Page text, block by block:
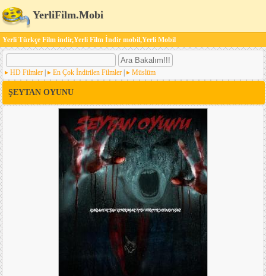
YerliFilm.Mobi
Yerli Türkçe Film indir,Yerli Film İndir mobil,Yerli Mobil
HD Filmler En Çok İndirilen Filmler Müslüm
ŞEYTAN OYUNU